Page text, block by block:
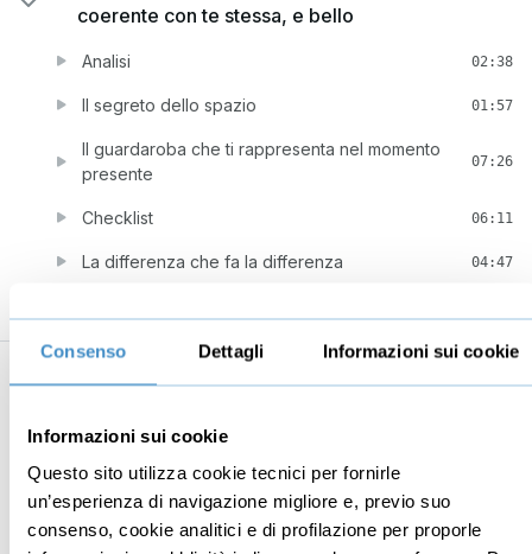
Consenso Dettagli Informazioni sui cookie
Informazioni sui cookie
Questo sito utilizza cookie tecnici per fornirle
un’esperienza di navigazione migliore e, previo suo
consenso, cookie analitici e di profilazione per proporle
coerente con te stessa, e bello
Analisi 02:38
Il segreto dello spazio 01:57
Il guardaroba che ti rappresenta nel momento
presente
07:26
Checklist 06:11
La differenza che fa la differenza 04:47
Mindset imprenditoriale
Imprenditoria
Risorse Umane
Social media manager
E-commerce